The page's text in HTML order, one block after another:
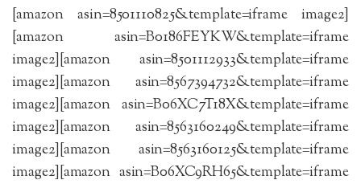
[amazon asin=8501110825&template=iframe image2]
[amazon asin=B0186FEYKW&template=iframe
image2][amazon asin=8501112933&template=iframe
image2][amazon asin=8567394732&template=iframe
image2][amazon asin=B06XC7T18X&template=iframe
image2][amazon asin=8563160249&template=iframe
image2][amazon asin=8563160125&template=iframe
image2][amazon asin=B06XC9RH65&template=iframe